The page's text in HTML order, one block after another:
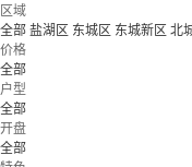
区域
全部 盐湖区 东城区 东城新区 北
价格
全部
户型
全部
开盘
全部